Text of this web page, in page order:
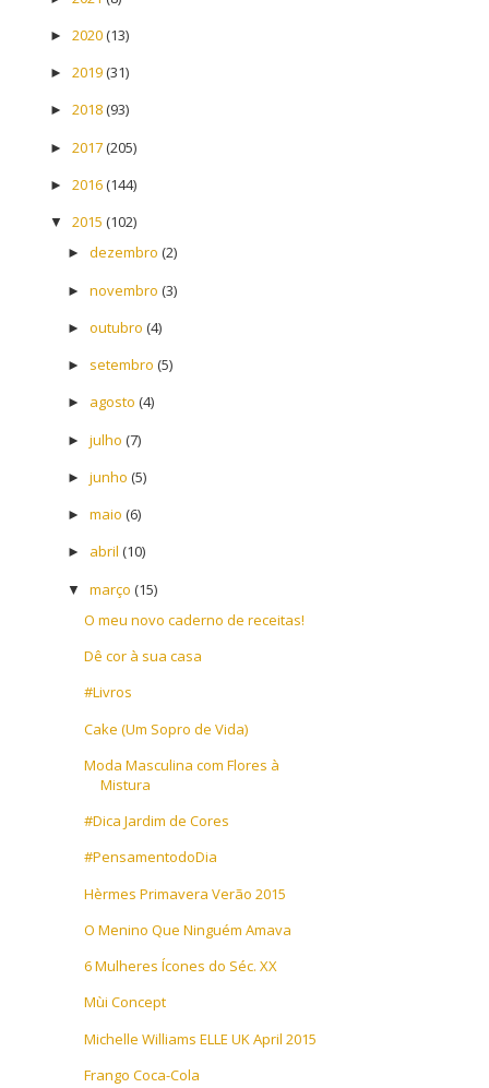
► 2020(13)
► 2019(31)
► 2018(93)
► 2017(205)
► 2016(144)
▼ 2015 (102)
► dezembro (2)
► novembro (3)
► outubro (4)
► setembro (5)
► agosto (4)
► julho (7)
► junho (5)
► maio (6)
► abril (10)
▼ março (15)
O meu novo caderno de receitas!
Dê cor à sua casa
#Livros
Cake (Um Sopro de Vida)
Moda Masculina com Flores à
Mistura
#Dica Jardim de Cores
#PensamentodoDia
Hèrmes Primavera Verão 2015
O Menino Que Ninguém Amava
6 Mulheres Ícones do Séc. XX
Mùi Concept
Michelle Williams ELLE UK April 2015
Frango Coca-Cola